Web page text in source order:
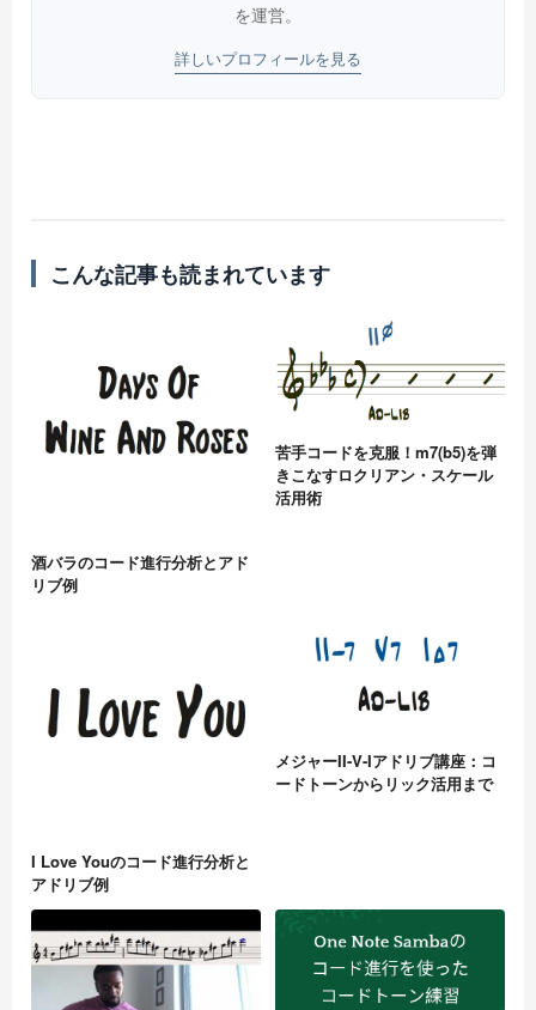
を運営。
詳しいプロフィールを見る
こんな記事も読まれています
酒バラのコード進行分析とアド
リブ例
苦手コードを克服！m7(b5)を弾
きこなすロクリアン・スケール
活用術
I Love Youのコード進行分析と
アドリブ例
メジャーII-V-Iアドリブ講座：コ
ードトーンからリック活用まで